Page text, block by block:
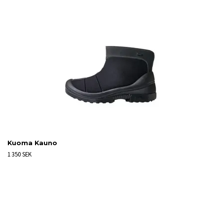
Kuoma Kauno
1 350 SEK